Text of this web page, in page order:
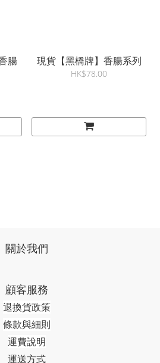
腸
現貨【黑橋牌】香腸系列
HK$78.00
關於我們
顧客服務
退換貨政策
條款與細則
運費說明
運送方式